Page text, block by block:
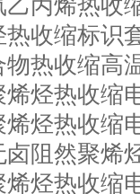
乙丙烯热收
热收缩标识
物热收缩高
烯烃热收缩
烯烃热收缩
卤阻然聚烯
烯烃热收缩